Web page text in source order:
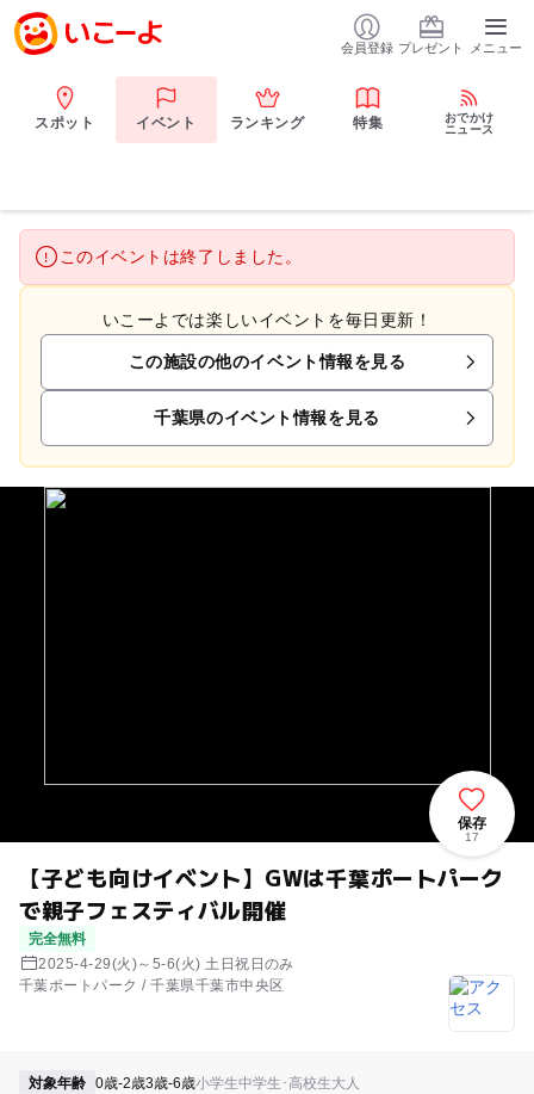
会員登録 プレゼント メニュー
スポット イベント ランキング 特集
おでかけ
ニュース
このイベントは終了しました。
いこーよでは楽しいイベントを毎日更新！
この施設の他のイベント情報を見る
千葉県のイベント情報を見る
【子ども向けイベント】GWは千葉ポートパーク
で親子フェスティバル開催
完全無料
2025-4-29(火)～5-6(火) 土日祝日のみ
千葉ポートパーク / 千葉県千葉市中央区
保存
17
対象年齢 0歳-2歳3歳-6歳小学生中学生･高校生大人